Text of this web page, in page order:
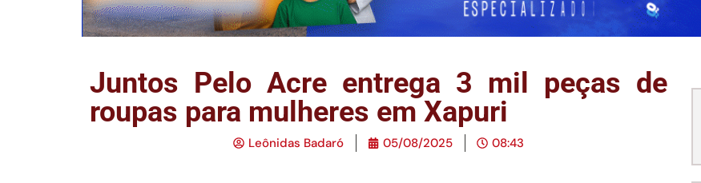
Juntos Pelo Acre entrega 3 mil peças de
roupas para mulheres em Xapuri
Leônidas Badaró 05/08/2025 08:43